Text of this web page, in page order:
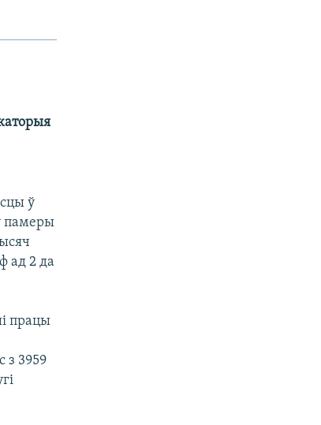
ў
памеры
ад 2 да
працы
з 3959